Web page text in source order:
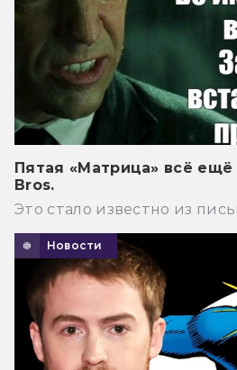
Пятая «Матрица» всё ещё
Bros.
Это стало известно из
Новости